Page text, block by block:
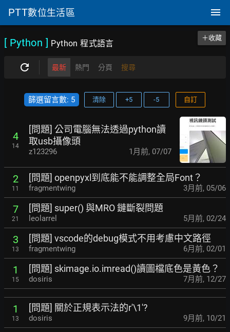
PTT數位生活區
[ Python ] Python 程式語言
＋收藏
最新 熱門 分頁 搜尋
篩選留言數: 5 清除 +5 -5 自訂
4
14
[問題] 公司電腦無法透過python讀
取usb攝像頭
z123296 1月前, 07/07
2
11
[問題] openpyxl到底能不能調整全局Font？
fragmentwing 3月前, 05/06
7
21
[問題] super() 與MRO 鏈斷裂問題
leolarrel 5月前, 02/24
3
13
[問題] vscode的debug模式不用考慮中文路徑
fragmentwing 6月前, 02/01
1
15
[問題] skimage.io.imread()讀圖檔底色是黃色？
dosiris 7月前, 12/27
1
13
[問題] 關於正規表示法的r'\1'?
dosiris 9月前, 10/21